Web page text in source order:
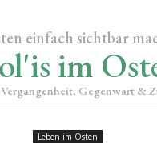
einfach sichtbar
im
Gegenwart &
Leben im Osten